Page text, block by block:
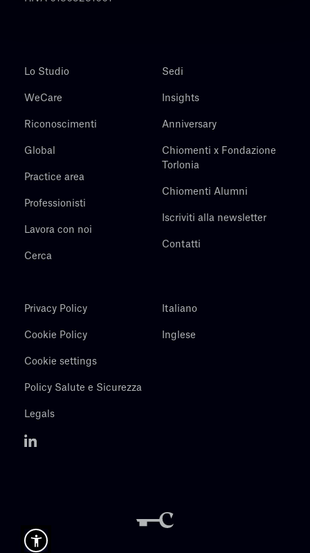
Lo Studio
WeCare
Riconoscimenti
Global
Practice area
Professionisti
Lavora con noi
Cerca
Sedi
Insights
Anniversary
Chiomenti x Fondazione
Torlonia
Chiomenti Alumni
Iscriviti alla newsletter
Contatti
Privacy Policy
Cookie Policy
Cookie settings
Policy Salute e Sicurezza
Legals
Italiano
Inglese